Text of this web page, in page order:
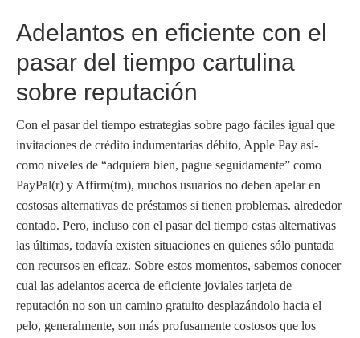
Adelantos en eficiente con el
pasar del tiempo cartulina
sobre reputación
Con el pasar del tiempo estrategias sobre pago fáciles igual que
invitaciones de crédito indumentarias débito, Apple Pay así­
como niveles de “adquiera bien, pague seguidamente” como
PayPal(r) y Affirm(tm), muchos usuarios no deben apelar en
costosas alternativas de préstamos si tienen problemas. alrededor
contado. Pero, incluso con el pasar del tiempo estas alternativas
las últimas, todavía existen situaciones en quienes sólo puntada
con recursos en eficaz. Sobre estos momentos, sabemos conocer
cual las adelantos acerca de eficiente joviales tarjeta de
reputación no son un camino gratuito desplazándolo hacia el
pelo, generalmente, son más profusamente costosos que los